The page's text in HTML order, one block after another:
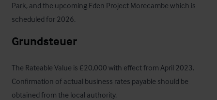
Park, and the upcoming Eden Project Morecambe which is
scheduled for 2026.
Grundsteuer
The Rateable Value is £20,000 with effect from April 2023.
Confirmation of actual business rates payable should be
obtained from the local authority.